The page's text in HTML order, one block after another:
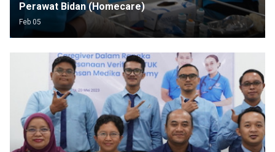
Perawat Bidan (Homecare)
Feb 05